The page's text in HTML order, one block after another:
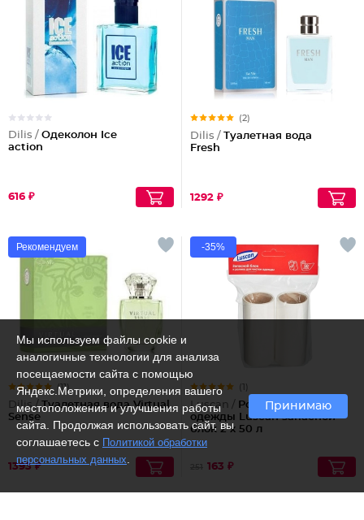
Dilis / Одеколон Ice
action
616 ₽
(2)
Dilis / Туалетная вода
Fresh
1292 ₽
Рекомендуем
(11)
Dilis /Туалетная вода Virtual
Sense
1393 ₽
-35%
(1)
Luscan / Ролик для чистки
одежды Luscan запасной
блок 2 х 50 л
163 ₽
Мы используем файлы cookie и
аналогичные технологии для анализа
посещаемости сайта с помощью
Яндекс.Метрики, определения вашего
местоположения и улучшения работы
сайта. Продолжая использовать сайт, вы
соглашаетесь с Политикой обработки
персональных данных
Принимаю